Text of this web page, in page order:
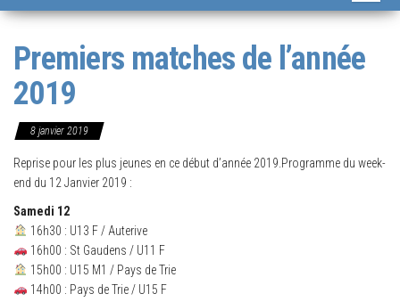
Premiers matches de l’année
2019
8 janvier 2019
Reprise pour les plus jeunes en ce début d’année 2019.Programme du week-
end du 12 Janvier 2019 :
Samedi 12
16h30 : U13 F / Auterive
16h00 : St Gaudens / U11 F
15h00 : U15 M1 / Pays de Trie
14h00 : Pays de Trie / U15 F